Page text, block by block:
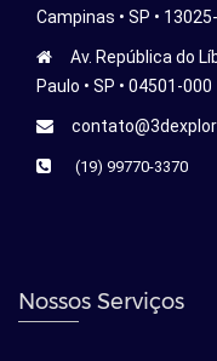
Campinas • SP •
Av. República do
Paulo • SP • 04501-000
(19) 99770-3370
Nossos Serviços